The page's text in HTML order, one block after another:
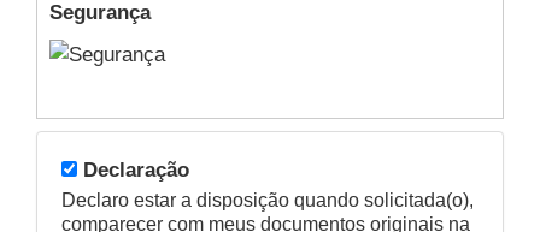
Segurança
Declaração
Declaro estar a disposição quando solicitada(o),
comparecer com meus documentos originais na